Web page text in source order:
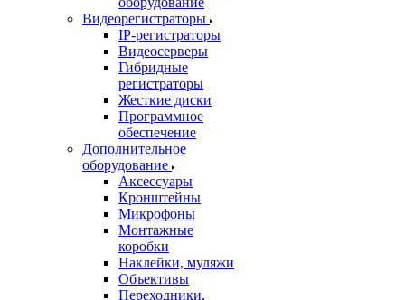
Видеорегистраторы
IP-регистраторы
Видеосерверы
Гибридные
регистраторы
Жесткие диски
Программное
обеспечение
Дополнительное
оборудование
Аксессуары
Кронштейны
Микрофоны
Монтажные
коробки
Наклейки, муляжи
Объективы
Переходники,